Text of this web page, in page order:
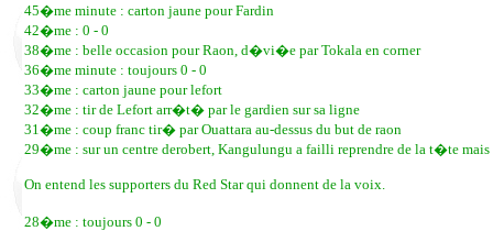
45�me minute : carton jaune pour Fardin
42�me : 0 - 0
38�me : belle occasion pour Raon, d�vi�e par Tokala en corner
36�me minute : toujours 0 - 0
33�me : carton jaune pour lefort
32�me : tir de Lefort arr�t� par le gardien sur sa ligne
31�me : coup franc tir� par Ouattara au-dessus du but de raon
29�me : sur un centre derobert, Kangulungu a failli reprendre de la t�te
On entend les supporters du Red Star qui donnent de la voix.
28�me : toujours 0 - 0